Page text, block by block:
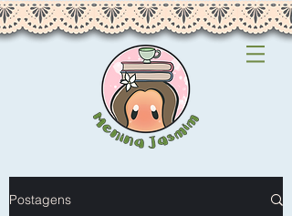
Postagens